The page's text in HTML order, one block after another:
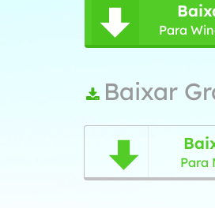
 Para
 Baixar
 Para